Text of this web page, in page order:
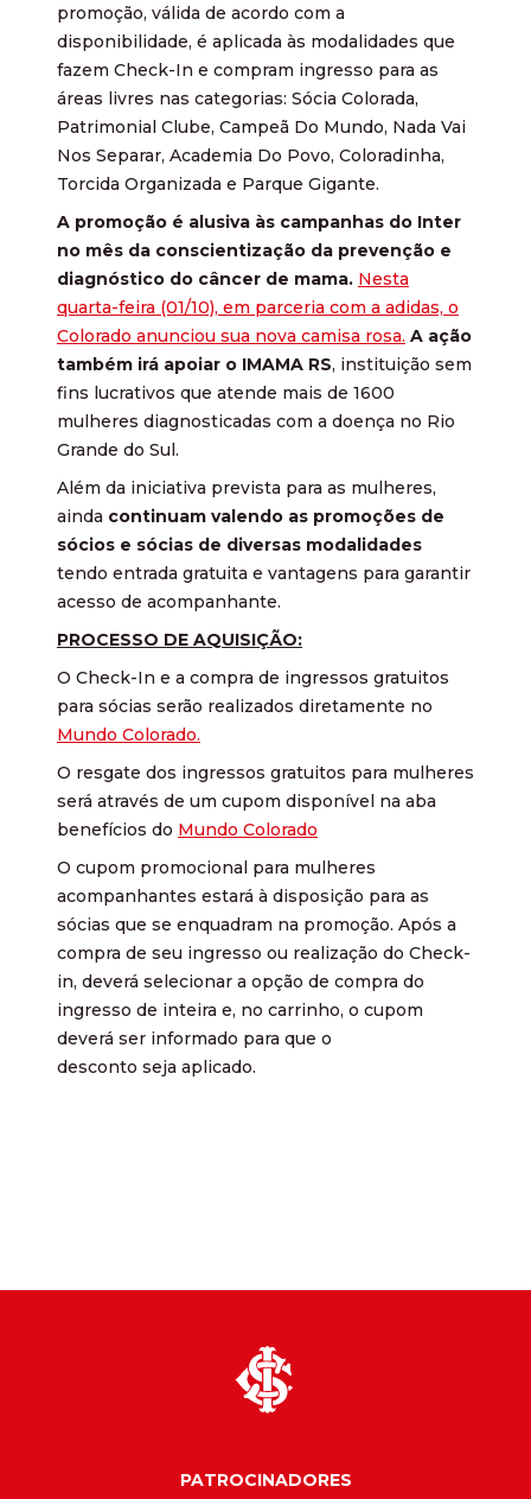
promoção, válida de acordo com a
disponibilidade, é aplicada às modalidades que
fazem Check-In e compram ingresso para as
áreas livres nas categorias: Sócia Colorada,
Patrimonial Clube, Campeã Do Mundo, Nada Vai
Nos Separar, Academia Do Povo, Coloradinha,
Torcida Organizada e Parque Gigante.
A promoção é alusiva às campanhas do Inter
no mês da conscientização da prevenção e
diagnóstico do câncer de mama. Nesta
quarta-feira (01/10), em parceria com a adidas, o
Colorado anunciou sua nova camisa rosa. A ação
também irá apoiar o IMAMA RS, instituição sem
fins lucrativos que atende mais de 1600
mulheres diagnosticadas com a doença no Rio
Grande do Sul.
Além da iniciativa prevista para as mulheres,
ainda continuam valendo as promoções de
sócios e sócias de diversas modalidades
tendo entrada gratuita e vantagens para garantir
acesso de acompanhante.
PROCESSO DE AQUISIÇÃO:
O Check-In e a compra de ingressos gratuitos
para sócias serão realizados diretamente no
Mundo Colorado.
O resgate dos ingressos gratuitos para mulheres
será através de um cupom disponível na aba
benefícios do Mundo Colorado
O cupom promocional para mulheres
acompanhantes estará à disposição para as
sócias que se enquadram na promoção. Após a
compra de seu ingresso ou realização do Check-
in, deverá selecionar a opção de compra do
ingresso de inteira e, no carrinho, o cupom
deverá ser informado para que o
desconto seja aplicado.
PATROCINADORES